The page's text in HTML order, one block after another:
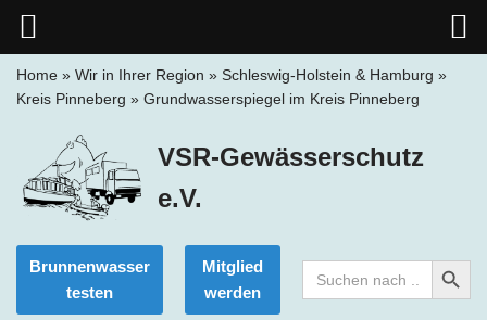
springen
Home » Wir in Ihrer Region » Schleswig-Holstein & Hamburg »
Kreis Pinneberg » Grundwasserspiegel im Kreis Pinneberg
VSR-Gewässerschutz
e.V.
Brunnenwasser
testen
Mitglied
werden
Search
for:
Search Button